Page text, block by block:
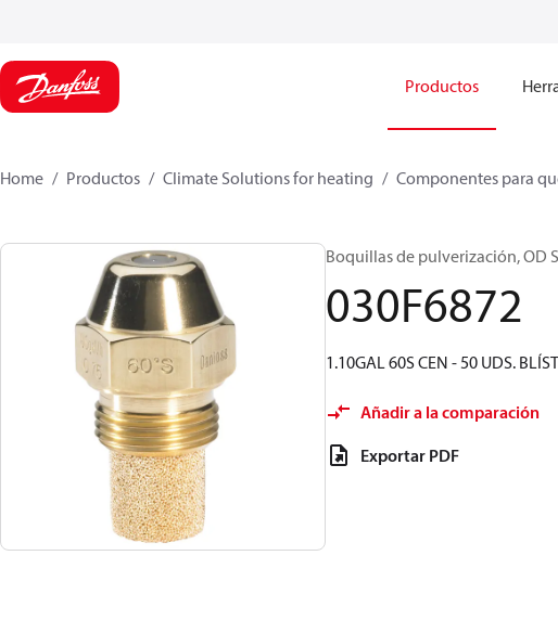
Productos
Home Productos Climate Solutions for heating Componentes para
Boquillas de pulverización, OD
030F6872
1.10GAL 60S CEN - 50 UDS.
Añadir a la comparación
Exportar PDF